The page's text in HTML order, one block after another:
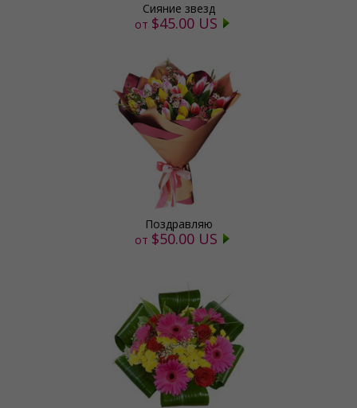
Сияние звезд
от $45.00 US
Поздравляю
от $50.00 US